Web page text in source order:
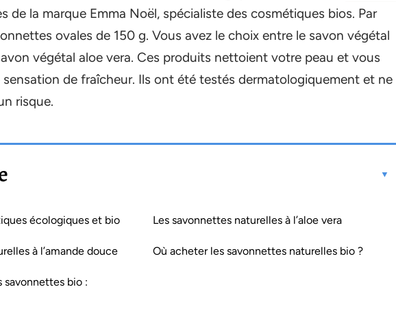
de la marque Emma Noël, spécialiste des cosmétiques bios. Par
ovales de 150 g. Vous avez le choix entre le savon végétal
végétal aloe vera. Ces produits nettoient votre peau et vous
de fraîcheur. Ils ont été testés dermatologiquement et ne
risque.
écologiques et bio
à l’amande douce
bio :
Les savonnettes naturelles à l’aloe vera
Où acheter les savonnettes naturelles bio ?